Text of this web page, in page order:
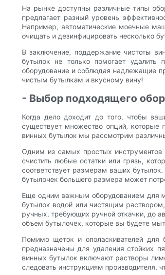
На рынке доступны различные типы
предлагает разный уровень
Например, автоматические моечные
очищать и дезинфицировать несколько
В заключение, поддержание чистоты
бутылок не только помогает удалить
оборудование и соблюдая надлежащие
чистым бутылкам и вкусному вину!
- Выбор подходящего
Когда дело доходит до того, чтобы
существует множество опций, которые
винных бутылок мы рассмотрим
Одним из самых простых
счистить любые остатки или грязь,
соответствует размерам ваших
бутылочек большего размера может
Еще одним важным оборудованием для
бутылок водой или чистящим
ручных, требующих ручной откачки, до
объем бутылочек, которые вы будете
Помимо щеток и ополаскивателей для
предназначены для удаления стойких
винных бутылок включают растворы
следовать инструкциям производителя,